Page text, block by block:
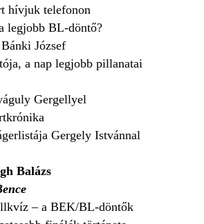
hívjuk telefonon
legjobb BL-döntő?
József
a nap legjobb pillanatai
Gergellyel
Gergely Istvánnal
Balázs
– a BEK/BL-döntők